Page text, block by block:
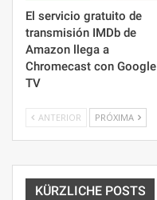
El servicio gratuito de
transmisión IMDb de
Amazon llega a
Chromecast con Google
TV
ANTERIOR PRÓXIMA
KÜRZLICHE POSTS